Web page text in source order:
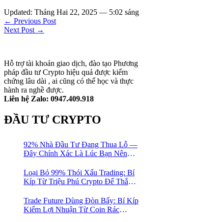
Updated: Tháng Hai 22, 2025 — 5:02 sáng
← Previous Post
Next Post →
Hỗ trợ tài khoản giao dịch, đào tạo Phương
pháp đầu tư Crypto hiệu quả được kiểm
chứng lâu dài , ai cũng có thể học và thực
hành ra nghề được.
Liên hệ Zalo: 0947.409.918
ĐẦU TƯ CRYPTO
92% Nhà Đầu Tư Đang Thua Lỗ —
Đây Chính Xác Là Lúc Bạn Nên
Loại Bỏ 99% Thói Xấu Trading: Bí
Kíp Từ Triệu Phú Crypto Để Thắng
Trade Future Dùng Đòn Bẩy: Bí Kíp
Kiếm Lợi Nhuận Từ Coin Rác